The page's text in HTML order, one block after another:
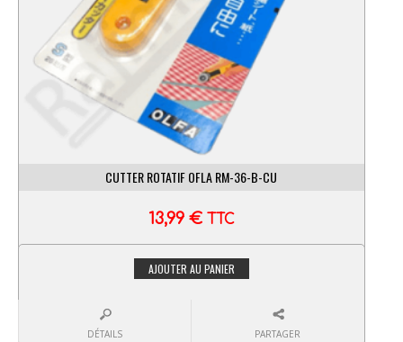
CUTTER ROTATIF OFLA RM-36-B-CU
13,99 € TTC
AJOUTER AU PANIER
DÉTAILS PARTAGER